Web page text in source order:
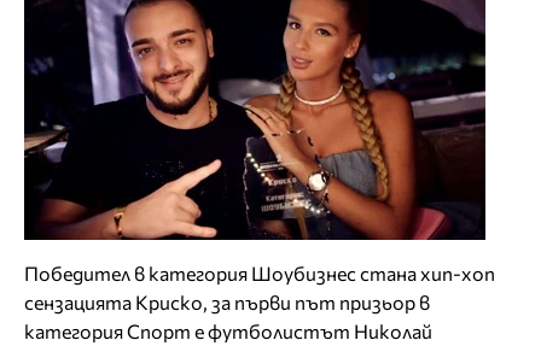
Победител в категория Шоубизнес стана хип-хоп
сензацията Криско, за първи път призьор в
категория Спорт е футболистът Николай